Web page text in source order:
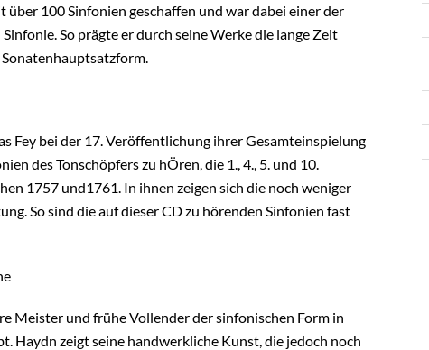
100 Sinfonien geschaffen und war dabei einer der
So prägte er durch seine Werke die lange Zeit
Fey bei der 17. Veröffentlichung ihrer Gesamteinspielung
des Tonschöpfers zu hÖren, die 1., 4., 5. und 10.
1757 und1761. In ihnen zeigen sich die noch weniger
So sind die auf dieser CD zu hörenden Sinfonien fast
Meister und frühe Vollender der sinfonischen Form in
Haydn zeigt seine handwerkliche Kunst, die jedoch noch